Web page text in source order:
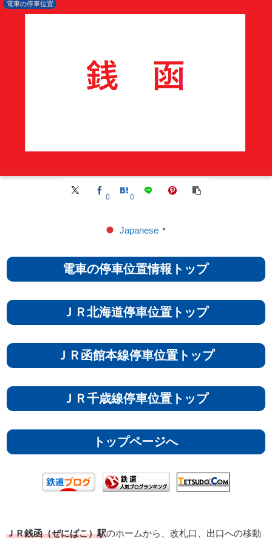
電車の停車位置
0 0
Japanese ▼
電車の停車位置情報トップ
ＪＲ北海道停車位置トップ
ＪＲ函館本線停車位置トップ
ＪＲ千歳線停車位置トップ
トップページへ
ＪＲ銭函（ぜにばこ）駅のホームから、改札口、出口への移動